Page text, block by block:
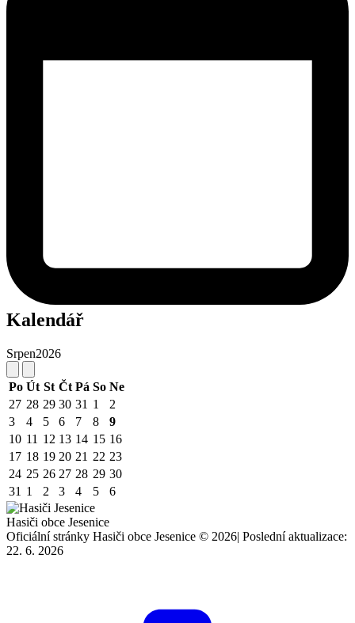
Kalendář
Srpen2026
Po Út St Čt Pá So Ne
27 28 29 30 31 1
2
3
4 5 6 7 8
9
10 11 12 13 14 15 16
17 18 19 20 21 22 23
24 25 26 27 28 29 30
31 1 2 3 4 5 6
Hasiči obce Jesenice
Oficiální stránky Hasiči obce Jesenice © 2026| Poslední aktualizace:
22. 6. 2026